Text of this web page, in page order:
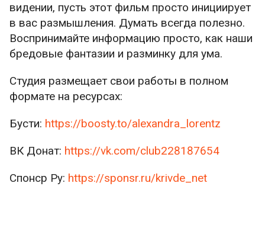
видении, пусть этот фильм просто инициирует
в вас размышления. Думать всегда полезно.
Воспринимайте информацию просто, как наши
бредовые фантазии и разминку для ума.
Студия размещает свои работы в полном
формате на ресурсах:
Бусти: https://boosty.to/alexandra_lorentz
ВК Донат: https://vk.com/club228187654
Спонср Ру: https://sponsr.ru/krivde_net